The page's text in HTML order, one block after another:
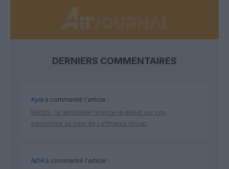
DERNIERS COMMENTAIRES
Kylea commenté l'article :
SWISS : la rentabilité relance le débat sur son
autonomie au sein de Lufthansa Group
NDRa commenté l'article :